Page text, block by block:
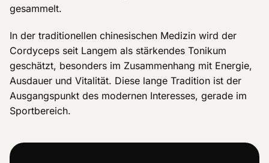
gesammelt.
In der traditionellen chinesischen Medizin wird der
Cordyceps seit Langem als stärkendes Tonikum
geschätzt, besonders im Zusammenhang mit Energie,
Ausdauer und Vitalität. Diese lange Tradition ist der
Ausgangspunkt des modernen Interesses, gerade im
Sportbereich.